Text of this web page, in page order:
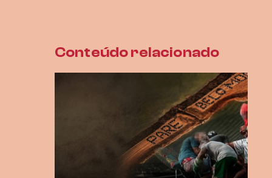
Conteúdo relacionado